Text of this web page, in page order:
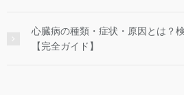
心臓病の種類・症状・原因とは？
【完全ガイド】